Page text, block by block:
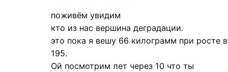
поживём увидим
кто из нас вершина деградации.
это пока я вешу 66 килограмм при росте в
195.
Ой посмотрим лет через 10 что ты